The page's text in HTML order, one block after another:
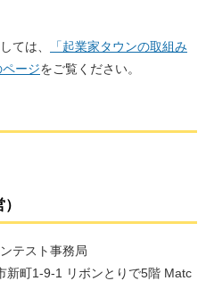
ては、
「起業家タウンの取組み
ージをご覧ください。
テスト事務局
町1-9-1 リボンとりで5階 Matc